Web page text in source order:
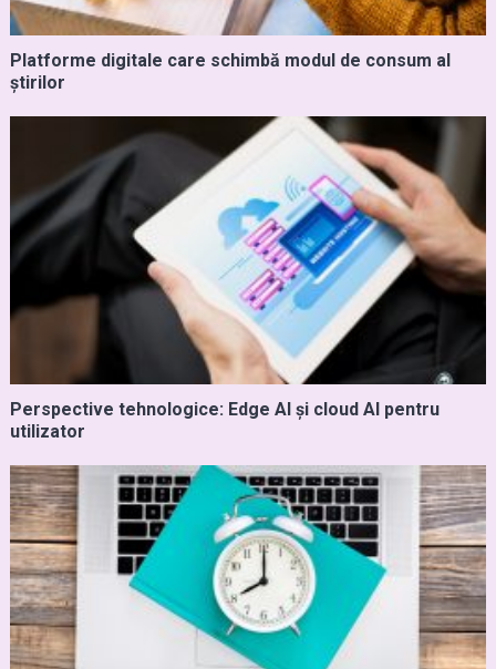
Platforme digitale care schimbă modul de consum al
știrilor
Perspective tehnologice: Edge AI și cloud AI pentru
utilizator